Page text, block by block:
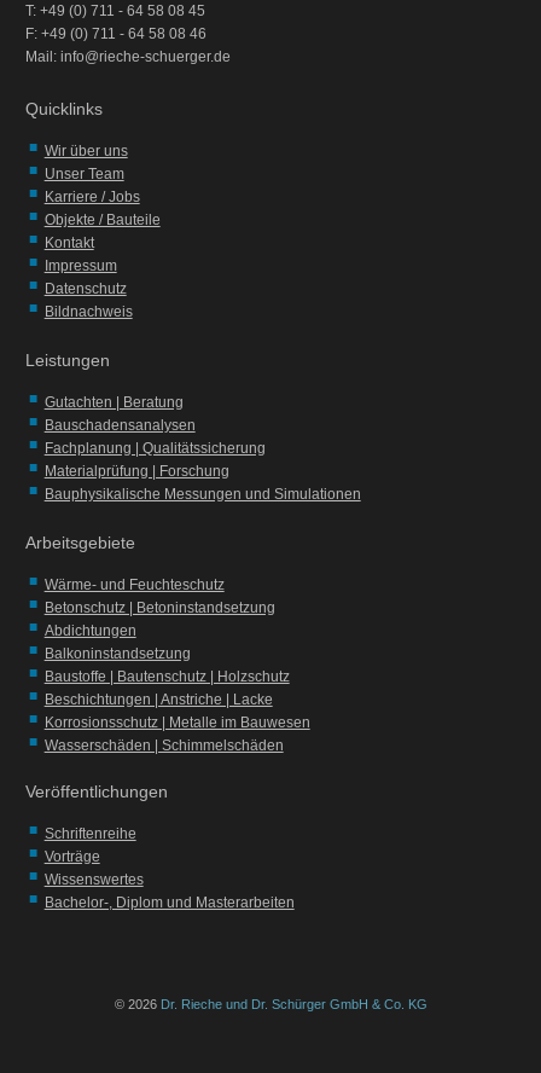
T: +49 (0) 711 - 64 58 08 45
F: +49 (0) 711 - 64 58 08 46
Mail: info@rieche-schuerger.de
Quicklinks
Wir über uns
Unser Team
Karriere / Jobs
Objekte / Bauteile
Kontakt
Impressum
Datenschutz
Bildnachweis
Leistungen
Gutachten | Beratung
Bauschadensanalysen
Fachplanung | Qualitätssicherung
Materialprüfung | Forschung
Bauphysikalische Messungen und Simulationen
Arbeitsgebiete
Wärme- und Feuchteschutz
Betonschutz | Betoninstandsetzung
Abdichtungen
Balkoninstandsetzung
Baustoffe | Bautenschutz | Holzschutz
Beschichtungen | Anstriche | Lacke
Korrosionsschutz | Metalle im Bauwesen
Wasserschäden | Schimmelschäden
Veröffentlichungen
Schriftenreihe
Vorträge
Wissenswertes
Bachelor-, Diplom und Masterarbeiten
© 2026 Dr. Rieche und Dr. Schürger GmbH & Co. KG